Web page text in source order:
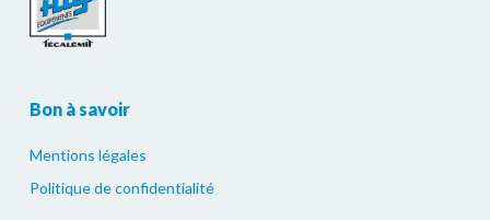
Bon à savoir
Mentions légales
Politique de confidentialité